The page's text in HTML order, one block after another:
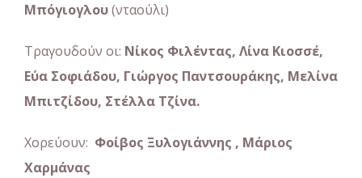
Μπόγιογλου(νταούλι)
Τραγουδούν οι: Νίκος Φιλέντας, Λίνα Κιοσσέ,
Εύα Σοφιάδου, Γιώργος Παντσουράκης, Μελίνα
Μπιτζίδου, Στέλλα Τζίνα.
Χορεύουν: Φοίβος Ξυλογιάννης , Μάριος
Χαρμάνας